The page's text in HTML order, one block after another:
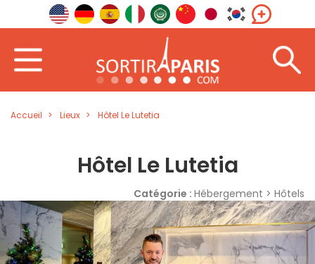
Accueil Lieux Hôtel Le Lutetia
Hôtel Le Lutetia
Catégorie : Hébergement > Hôtels